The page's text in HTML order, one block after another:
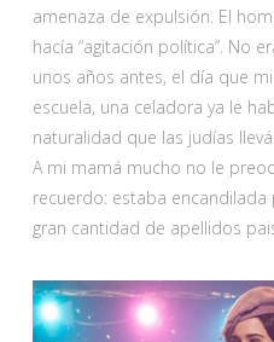
amenaza de expulsión. El
hacía “agitación política”. No
unos años antes, el día que
escuela, una celadora ya le
naturalidad que las judías
A mi mamá mucho no le
recuerdo: estaba
gran cantidad de apellidos